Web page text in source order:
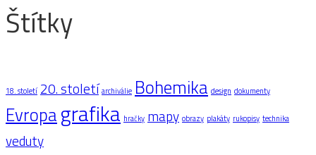
Štítky
18. století 20. století archiválie Bohemika design dokumenty
Evropagrafika hračky mapy obrazy plakáty rukopisy technika
veduty